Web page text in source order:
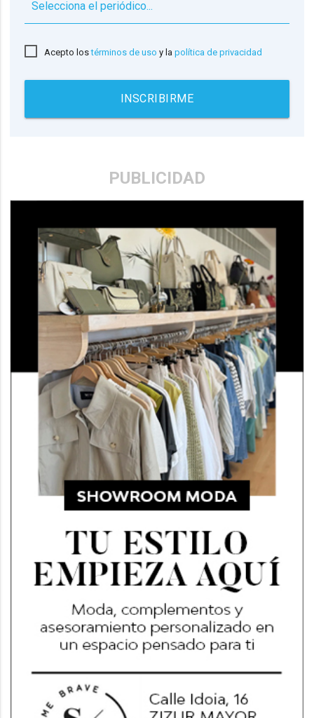
Acepto lostérminos de uso y lapolítica de privacidad
INSCRIBIRME
PUBLICIDAD